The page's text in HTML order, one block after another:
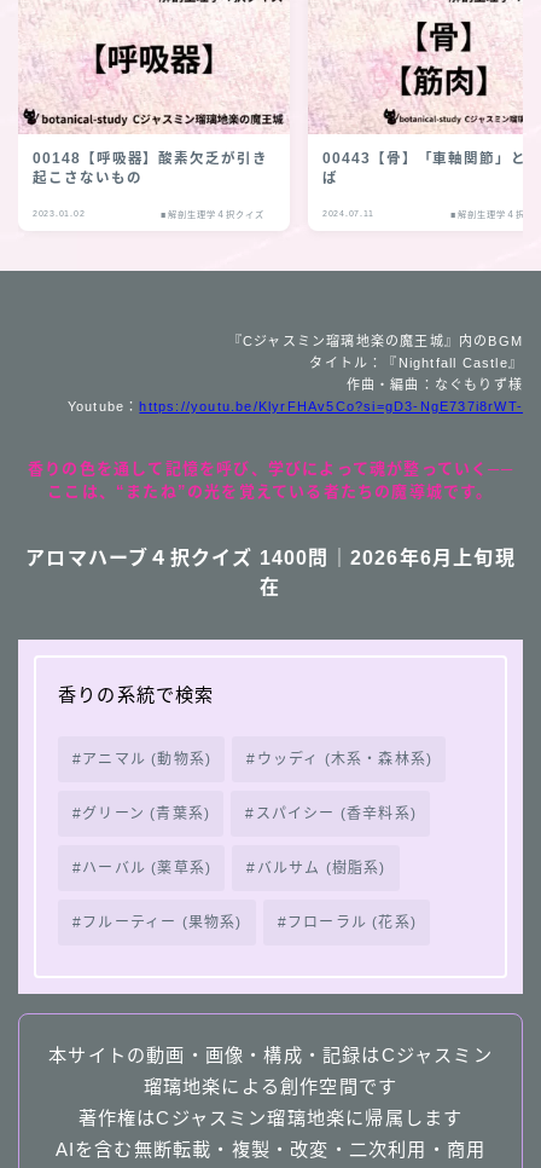
00148【呼吸器】酸素欠乏が引き
起こさないもの
2023.01.02 ■解剖生理学４択クイズ
00443【骨】「車軸関節」と
ば
2024.07.11 ■解剖生理学４択ク
『Cジャスミン瑠璃地楽の魔王城』内のBGM
タイトル：『Nightfall Castle』
作曲・編曲：なぐもりず様
Youtube：https://youtu.be/KlyrFHAv5Co?si=gD3-NgE737i8rWT-
香りの色を通して記憶を呼び、学びによって魂が整っていく──
ここは、“またね”の光を覚えている者たちの魔導城です。
アロマハーブ４択クイズ 1400問｜2026年6月上旬現
在
香りの系統で検索
アニマル (動物系) ウッディ (木系・森林系)
グリーン (青葉系) スパイシー (香辛料系)
ハーバル (薬草系) バルサム (樹脂系)
フルーティー (果物系) フローラル (花系)
本サイトの動画・画像・構成・記録はCジャスミン
瑠璃地楽による創作空間です
著作権はCジャスミン瑠璃地楽に帰属します
AIを含む無断転載・複製・改変・二次利用・商用